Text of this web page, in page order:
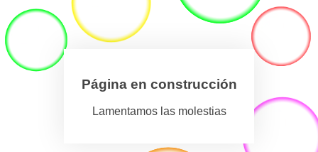
Página en construcción
Lamentamos las molestias